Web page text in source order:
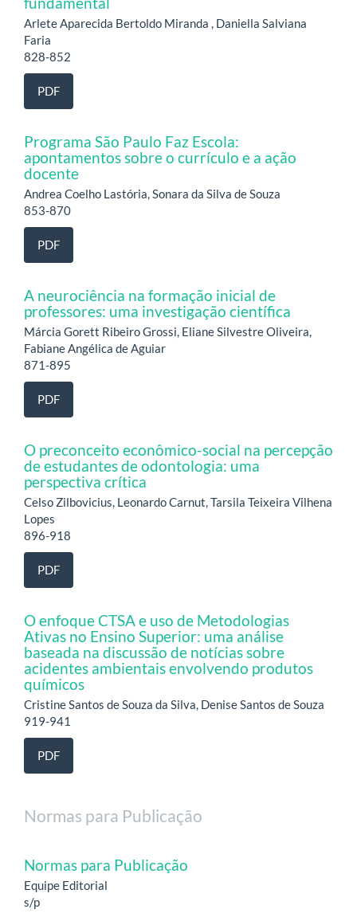
Arlete Aparecida Bertoldo Miranda , Daniella Salviana
Faria
828-852
PDF
Programa São Paulo Faz Escola:
apontamentos sobre o currículo e a ação
docente
Andrea Coelho Lastória, Sonara da Silva de Souza
853-870
PDF
A neurociência na formação inicial de
professores: uma investigação científica
Márcia Gorett Ribeiro Grossi, Eliane Silvestre Oliveira,
Fabiane Angélica de Aguiar
871-895
PDF
O preconceito econômico-social na percepção
de estudantes de odontologia: uma
perspectiva crítica
Celso Zilbovicius, Leonardo Carnut, Tarsila Teixeira Vilhena
Lopes
896-918
PDF
O enfoque CTSA e uso de Metodologias
Ativas no Ensino Superior: uma análise
baseada na discussão de notícias sobre
acidentes ambientais envolvendo produtos
químicos
Cristine Santos de Souza da Silva, Denise Santos de Souza
919-941
PDF
Normas para Publicação
Normas para Publicação
Equipe Editorial
s/p